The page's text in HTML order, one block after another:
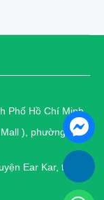
Phố Hồ Chí Minh
), phường Hiệp
Ear Kar, tỉnh